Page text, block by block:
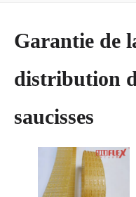
Garantie de
distribution
saucisses